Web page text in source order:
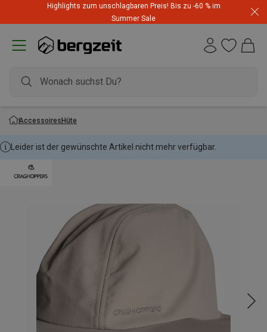
Highlights zum unschlagbaren Preis! Bis zu -60 % im
Summer Sale
AccessoiresHüte
Leider ist der gewünschte Artikel nicht mehr verfügbar.